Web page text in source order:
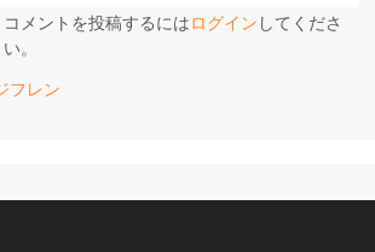
コメントを投稿するにはログイン してくださ
い。
フレン